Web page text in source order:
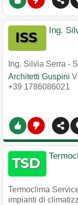
Ing.
Ing. Silvia Serra -
Architetti Guspini
+39 1786086021
Termoclima
impianti di